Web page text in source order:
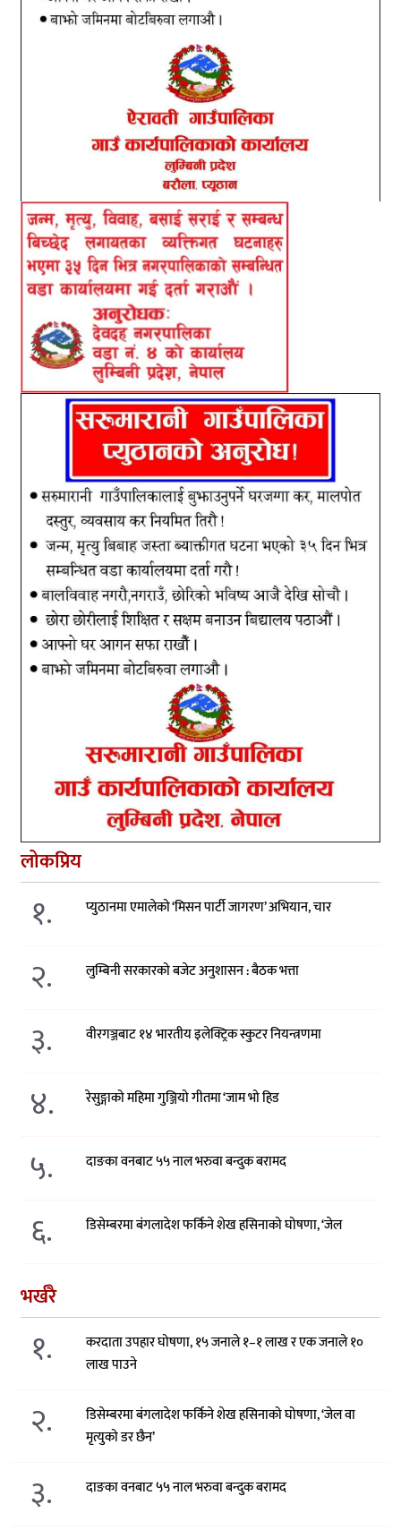
लोकप्रिय
१. प्युठानमा एमालेको ‘मिसन पार्टी जागरण’ अभियान, चार
२. लुम्बिनी सरकारको बजेट अनुशासन : बैठक भत्ता
३. वीरगञ्जबाट १४ भारतीय इलेक्ट्रिक स्कुटर नियन्त्रणमा
४. रेसुङ्गाको महिमा गुञ्जियो गीतमा ‘जाम भो हिड
५. दाङका वनबाट ५५ नाल भरुवा बन्दुक बरामद
६. डिसेम्बरमा बंगलादेश फर्किने शेख हसिनाको घोषणा, ‘जेल
भर्खरै
१.
करदाता उपहार घोषणा, १५ जनाले १–१ लाख र एक जनाले १०
लाख पाउने
२.
डिसेम्बरमा बंगलादेश फर्किने शेख हसिनाको घोषणा, ‘जेल वा
मृत्युको डर छैन’
३. दाङका वनबाट ५५ नाल भरुवा बन्दुक बरामद